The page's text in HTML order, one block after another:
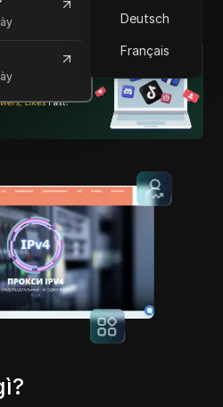
Deutsch
Français